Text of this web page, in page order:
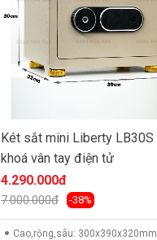
Két sắt mini Liberty LB30S
khoá vân tay điện tử
4.290.000đ
7.000.000đ -38%
Cao,rộng,sâu: 300x390x320mm